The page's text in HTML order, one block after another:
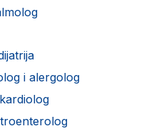
i alergolog